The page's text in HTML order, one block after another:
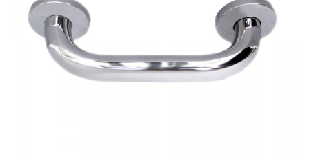
Cepillo carpintero
metalico 250 x 60
mm.
recioSocio: 43,26€
recio Habitual: 74,11€
Espatula pintor
Juego 46 pc. llaves
de vaso
1/4+puntas
Socio: 14,67€
PrecioHabitual: 24,23€
Cepillo carpintero